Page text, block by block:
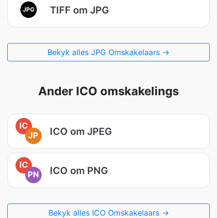
JPG TIFF om JPG
Bekyk alles JPG Omskakelaars →
Ander ICO omskakelings
IC
JP
ICO om JPEG
IC
PN
ICO om PNG
Bekyk alles ICO Omskakelaars →